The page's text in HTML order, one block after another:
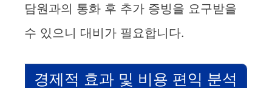
담원과의 통화 후 추가 증빙을 요구받을
수 있으니 대비가 필요합니다.
경제적 효과 및 비용 편익 분석